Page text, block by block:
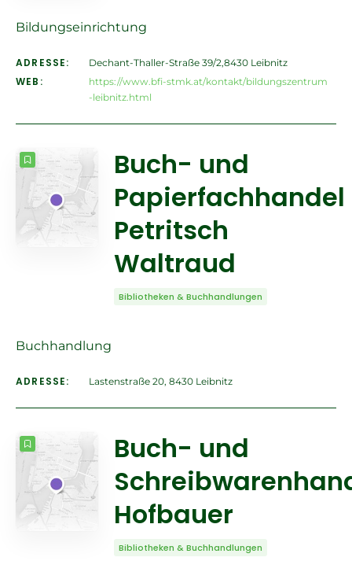
Bildungseinrichtung
ADRESSE: Dechant-Thaller-Straße 39/2,8430 Leibnitz
WEB:
https://www.bfi-stmk.at/kontakt/bildungszentrum
-leibnitz.html
Buch- und
Papierfachhandel
Petritsch
Waltraud
Bibliotheken & Buchhandlungen
Buchhandlung
ADRESSE: Lastenstraße 20, 8430 Leibnitz
Buch- und
Hofbauer
Bibliotheken & Buchhandlungen